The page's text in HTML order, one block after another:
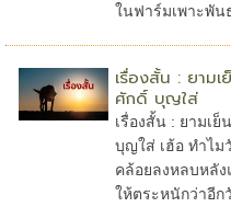
ในฟาร์มเพาะพันธ
เรื่องสั้น : ยามเ
ศักดิ์ บุญใส่
เรื่องสั้น : ยามเย็
บุญใส่ เฮ้อ ทำไ
คล้อยลงหลบหลั
ให้ตระหนักว่าอีกวั